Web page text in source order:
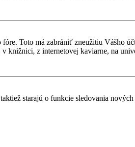
fóre. Toto má zabrániť zneužitiu Vášho
knižnici, z internetovej kaviarne, na
starajú o funkcie sledovania